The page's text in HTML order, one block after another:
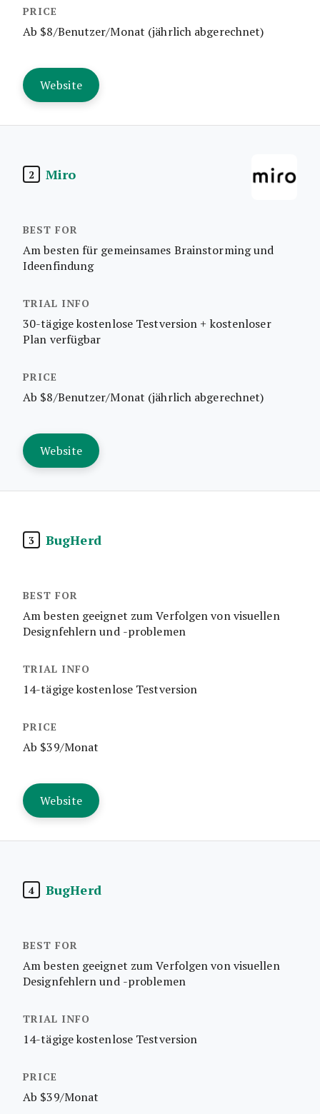
Ab $8/Benutzer/Monat (jährlich abgerechnet)
Website
2 Miro
Am besten für gemeinsames Brainstorming und
Ideenfindung
30-tägige kostenlose Testversion + kostenloser
Plan verfügbar
Ab $8/Benutzer/Monat (jährlich abgerechnet)
Website
3 BugHerd
Am besten geeignet zum Verfolgen von visuellen
Designfehlern und -problemen
14-tägige kostenlose Testversion
Ab $39/Monat
Website
4 BugHerd
Am besten geeignet zum Verfolgen von visuellen
Designfehlern und -problemen
14-tägige kostenlose Testversion
Ab $39/Monat